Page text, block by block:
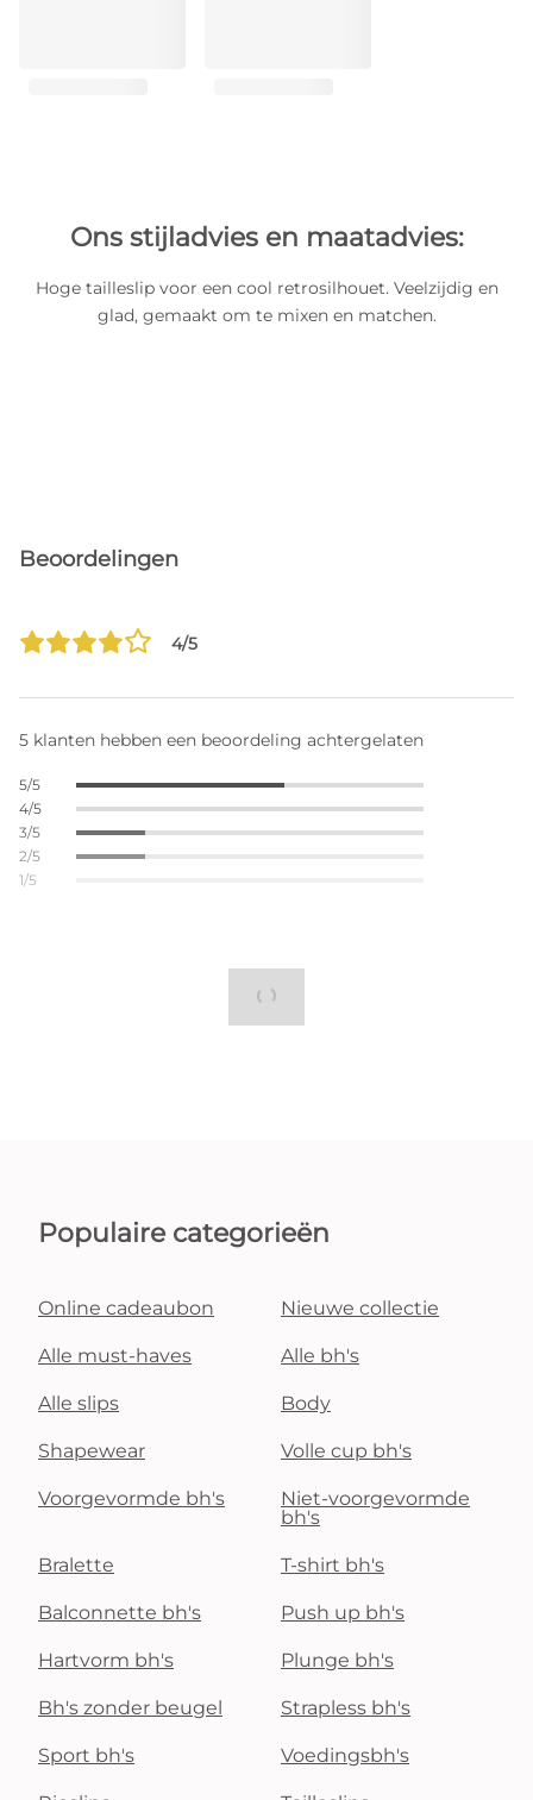
Ons stijladvies en maatadvies:
Hoge tailleslip voor een cool retrosilhouet. Veelzijdig en
glad, gemaakt om te mixen en matchen.
Beoordelingen
4/5
5 klanten hebben een beoordeling achtergelaten
5/5
4/5
3/5
2/5
1/5
Populaire categorieën
Online cadeaubon Nieuwe collectie
Alle must-haves Alle bh's
Alle slips Body
Shapewear Volle cup bh's
Voorgevormde bh's
Niet-voorgevormde
bh's
Bralette T-shirt bh's
Balconnette bh's Push up bh's
Hartvorm bh's Plunge bh's
Bh's zonder beugel Strapless bh's
Sport bh's Voedingsbh's